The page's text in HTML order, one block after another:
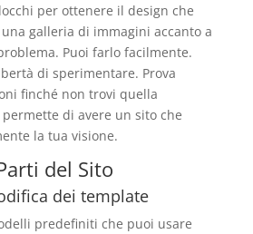
per ottenere il design che
galleria di immagini accanto a
Puoi farlo facilmente.
di sperimentare. Prova
finché non trovi quella
di avere un sito che
la tua visione.
del Sito
dei template
predefiniti che puoi usare